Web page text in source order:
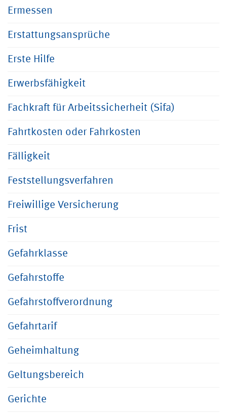
Ermessen
Erstattungsansprüche
Erste Hilfe
Erwerbsfähigkeit
Fachkraft für Arbeitssicherheit (Sifa)
Fahrtkosten oder Fahrkosten
Fälligkeit
Feststellungsverfahren
Freiwillige Versicherung
Frist
Gefahrklasse
Gefahrstoffe
Gefahrstoffverordnung
Gefahrtarif
Geheimhaltung
Geltungsbereich
Gerichte